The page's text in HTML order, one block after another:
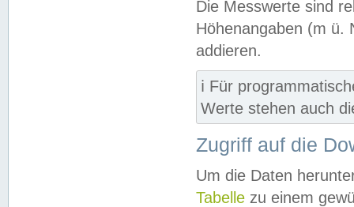
Die Messwerte sind
Höhenangaben (m ü.
addieren.
ℹ️ Für
Werte stehen auch
Zugriff auf die
Um die Daten
Tabelle zu einem